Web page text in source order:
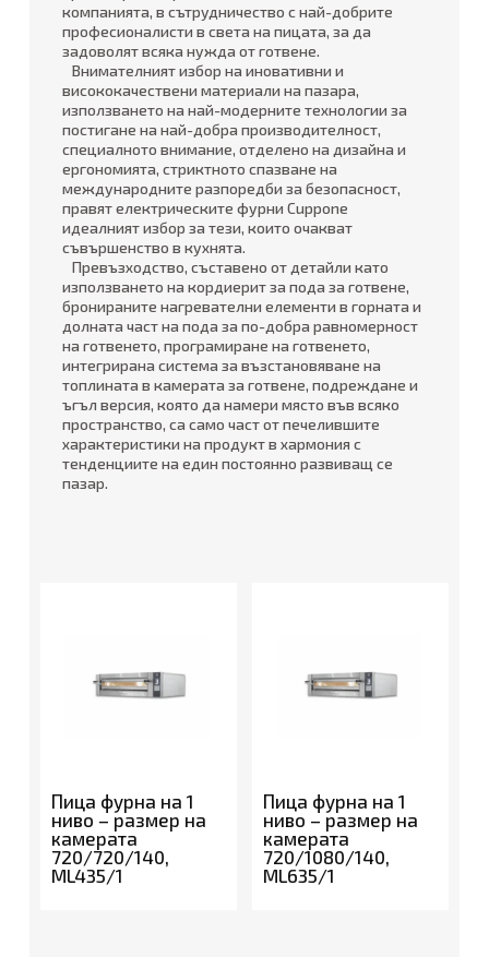
компанията, в сътрудничество с най-добрите
професионалисти в света на пицата, за да
задоволят всяка нужда от готвене.
Внимателният избор на иновативни и
висококачествени материали на пазара,
използването на най-модерните технологии за
постигане на най-добра производителност,
специалното внимание, отделено на дизайна и
ергономията, стриктното спазване на
международните разпоредби за безопасност,
правят електрическите фурни Cuppone
идеалният избор за тези, които очакват
съвършенство в кухнята.
Превъзходство, съставено от детайли като
използването на кордиерит за пода за готвене,
бронираните нагревателни елементи в горната и
долната част на пода за по-добра равномерност
на готвенето, програмиране на готвенето,
интегрирана система за възстановяване на
топлината в камерата за готвене, подреждане и
ъгъл версия, която да намери място във всяко
пространство, са само част от печелившите
характеристики на продукт в хармония с
тенденциите на един постоянно развиващ се
пазар.
Пица фурна на 1
ниво – размер на
камерата
720/720/140,
ML435/1
Пица фурна на 1
ниво – размер на
камерата
720/1080/140,
ML635/1